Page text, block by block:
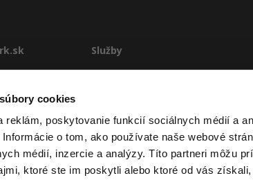
cookies
reklám, poskytovanie funkcií sociálnych médií a
o tom, ako používate naše webové
médií, inzercie a analýzy. Títo partneri môžu
ktoré ste im poskytli alebo ktoré od vás
podmienky
Služby
Školenia
Pre firmy